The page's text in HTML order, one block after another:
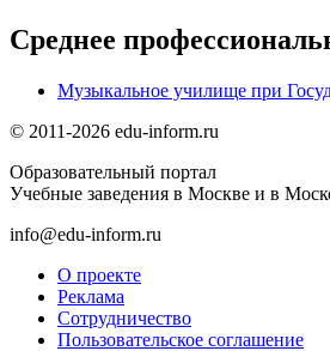
Среднее
Музыкальное училище при
© 2011-2026 edu-inform.ru
Образовательный портал
Учебные заведения в Москве и в
info@edu-inform.ru
О проекте
Реклама
Сотрудничество
Пользовательское соглашение